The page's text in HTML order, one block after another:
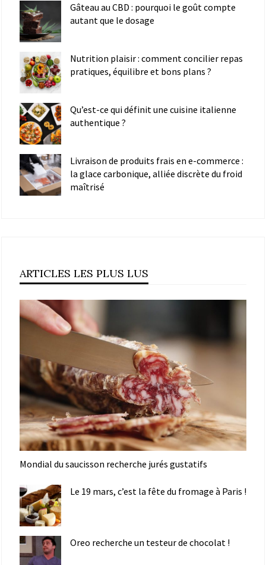
Gâteau au CBD : pourquoi le goût compte
autant que le dosage
Nutrition plaisir : comment concilier repas
pratiques, équilibre et bons plans ?
Qu’est-ce qui définit une cuisine italienne
authentique ?
Livraison de produits frais en e-commerce :
la glace carbonique, alliée discrète du froid
maîtrisé
ARTICLES LES PLUS LUS
Mondial du saucisson recherche jurés gustatifs
Le 19 mars, c’est la fête du fromage à Paris !
Oreo recherche un testeur de chocolat !